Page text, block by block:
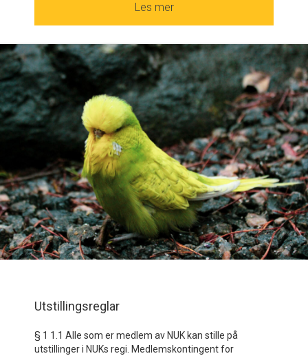
Les merabout Utstillingskasser
Utstillingsreglar
§ 1 1.1 Alle som er medlem av NUK kan stille på
utstillinger i NUKs regi. Medlemskontingent for